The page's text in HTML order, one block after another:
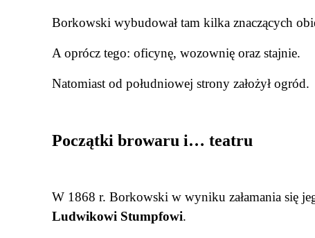
Borkowski wybudował tam kilka znaczących
A oprócz tego: oficynę, wozownię oraz stajnie.
Natomiast od południowej strony założył ogród.
Początki browaru i… teatru
W 1868 r. Borkowski w wyniku załamania się
Ludwikowi Stumpfowi.